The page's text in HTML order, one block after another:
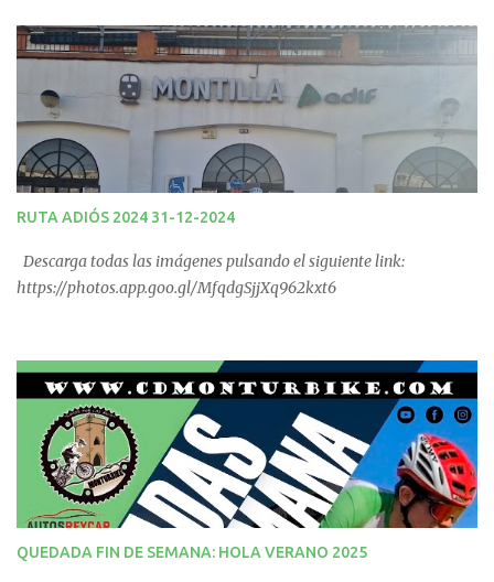
Quedadas Fin de Semana 2025.
RUTA ADIÓS 2024 31-12-2024
Descarga todas las imágenes pulsando el siguiente link:
https://photos.app.goo.gl/MfqdgSjjXq962kxt6
QUEDADA FIN DE SEMANA: HOLA VERANO 2025